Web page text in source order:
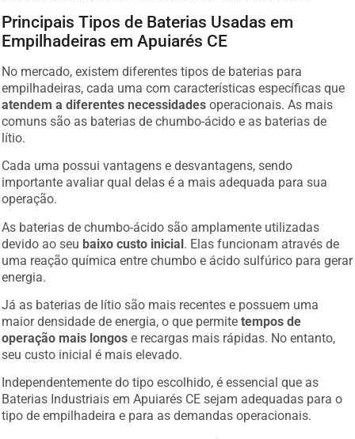
Principais Tipos de Baterias Usadas em
Empilhadeiras em Apuiarés CE
No mercado, existem diferentes tipos de baterias para
empilhadeiras, cada uma com características específicas que
atendem a diferentes necessidades operacionais. As mais
comuns são as baterias de chumbo-ácido e as baterias de
lítio.
Cada uma possui vantagens e desvantagens, sendo
importante avaliar qual delas é a mais adequada para sua
operação.
As baterias de chumbo-ácido são amplamente utilizadas
devido ao seu baixo custo inicial . Elas funcionam através de
uma reação química entre chumbo e ácido sulfúrico para gerar
energia.
Já as baterias de lítio são mais recentes e possuem uma
maior densidade de energia, o que permitetempos de
operação mais longos e recargas mais rápidas. No entanto,
seu custo inicial é mais elevado.
Independentemente do tipo escolhido, é essencial que as
Baterias Industriais em Apuiarés CE sejam adequadas para o
tipo de empilhadeira e para as demandas operacionais.